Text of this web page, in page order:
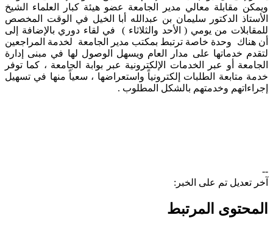
ويمكن مقابلة معالي مدير الجامعة عضو هيئة كبار العلماء الشيخ
الأستاذ الدكتور سليمان بن عبدالله أبا الخيل في الوقت المخصص
للمقابلات من يومي ( الأحد والثلاثاء ) في لقاء دوري بالإضافة إلى
أن هناك وحدة خاصة ترتبط بمكتب مدير الجامعة لخدمة المراجعين
لتقدم خدماتها على مدار العام ويسهل الوصول لها في مبنى إدارة
الجامعة أو عبر الخدمات الإلكترونية عبر بوابة الجامعة ، كما توفر
خدمة متابعة الطلبات إلكترونياً واستعراضها ، سعياً منها في تسهيل
إجراءاتهم وخدمتهم بالشكل المطلوب .
--
آخر تعديل تم على الخبر:
المحتوى المرتبط